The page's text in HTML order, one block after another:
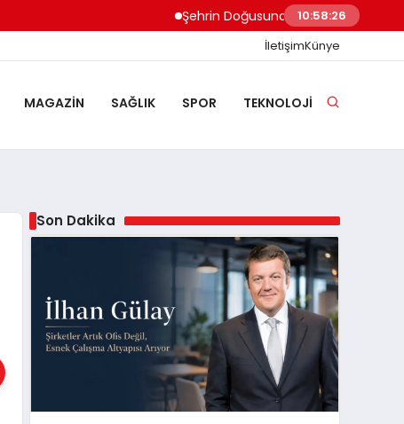
Şehrin Doğusundan Boğaz Kıyılarına
10:58:27
İletişimKünye
MAGAZIN SAĞLIK SPOR TEKNOLOJI
Son Dakika